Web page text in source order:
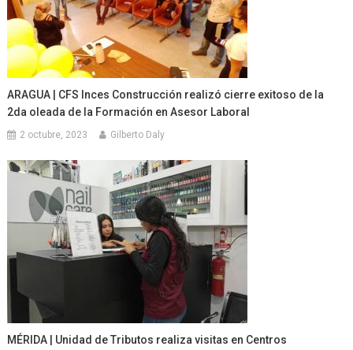
ARAGUA | CFS Inces Construcción realizó cierre exitoso de la
2da oleada de la Formación en Asesor Laboral
2 octubre, 2023 Gilberto Daly
MÉRIDA | Unidad de Tributos realiza visitas en Centros